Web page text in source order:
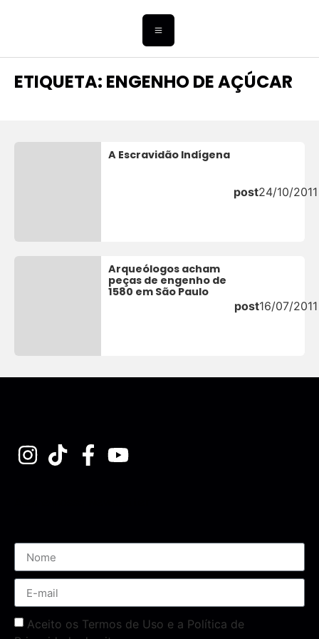
ETIQUETA: ENGENHO DE AÇÚCAR
A Escravidão Indígena
post24/10/2011
Arqueólogos acham
peças de engenho de
1580 em São Paulo
post16/07/2011
Aceito os Termos de Uso e a Política de